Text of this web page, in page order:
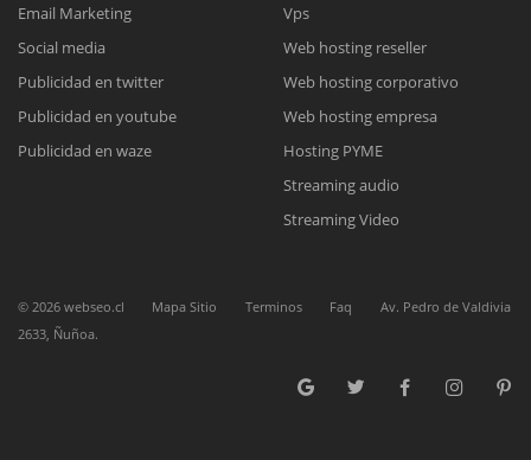
Reunión online
Nuestros ejecutivos le enviarán un correo electrónico con el enlace a
Cotización
Complete el formulario y nos contactaremos a la brevedad.
Chat Online
Todos nuestros ejecutivos están fuera de línea. Complete el formulario
para enviarnos un correo electrónico con sus datos personales.
Email Marketing
Social media
Publicidad en twitter
Publicidad en youtube
Publicidad en waze
Vps
Web hosting reseller
Web hosting corporativo
Web hosting empresa
Hosting PYME
Streaming audio
Streaming Video
© 2026 webseo.cl Mapa Sitio Terminos Faq
Av. Pedro de Valdivia
2633, Ñuñoa.